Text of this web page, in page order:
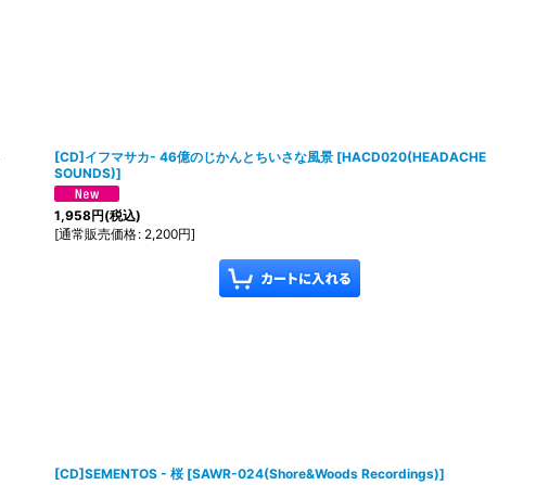
[CD]イフマサカ- 46億のじかんとちいさな風景 [HACD020(HEADACHE
SOUNDS)]
1,958円(税込)
[通常販売価格: 2,200円]
[CD]SEMENTOS - 桜 [SAWR-024(Shore&Woods Recordings)]